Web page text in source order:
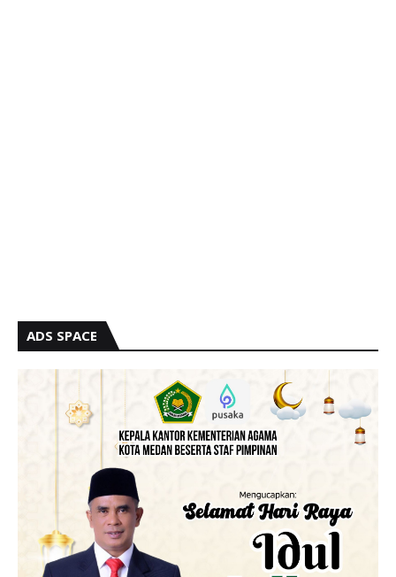
ADS SPACE